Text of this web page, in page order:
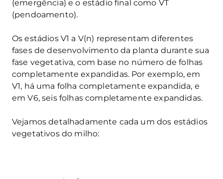
(emergência) e o estádio final como VT
(pendoamento).
Os estádios V1 a V(n) representam diferentes
fases de desenvolvimento da planta durante sua
fase vegetativa, com base no número de folhas
completamente expandidas. Por exemplo, em
V1, há uma folha completamente expandida, e
em V6, seis folhas completamente expandidas.
Vejamos detalhadamente cada um dos estádios
vegetativos do milho: